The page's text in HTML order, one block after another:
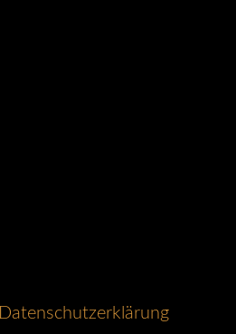
Datenschutzerklärung